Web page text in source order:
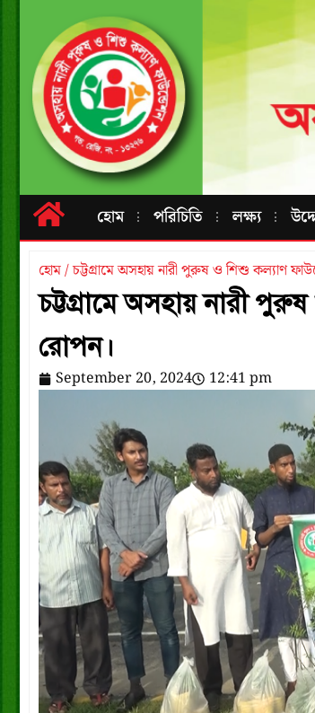
হোম পরিচিতি লক্ষ্য
হোম / চট্টগ্রামে অসহায় নারী পুরুষ ও শিশু কল্যাণ
চট্টগ্রামে অসহায় নারী
রোপন।
September 20, 2024 12:41 pm